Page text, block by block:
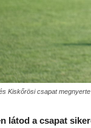
Kiskőrösi csapat
látod a csapat